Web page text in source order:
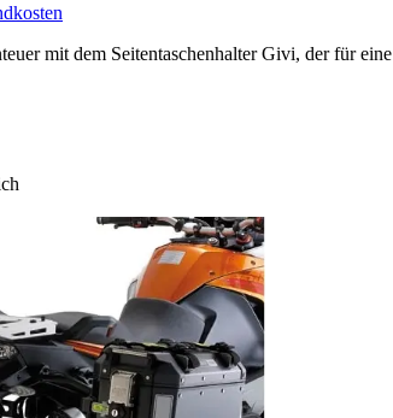
mit dem Seitentaschenhalter Givi, der für